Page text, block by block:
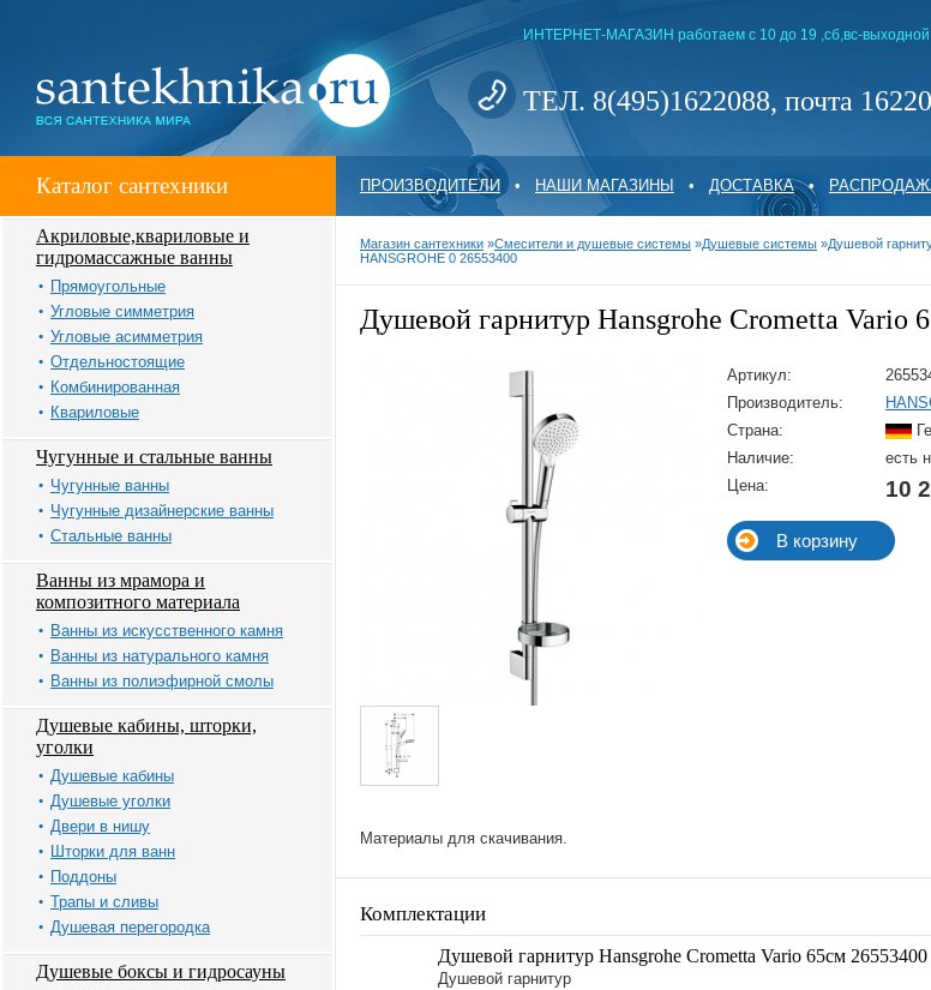
ИНТЕРНЕТ-МАГАЗИН работаем с 10 до 19 ,сб,вс-
ТЕЛ. 8(495)1622088, почта
Каталог сантехники ПРОИЗВОДИТЕЛИ • НАШИ МАГАЗИНЫ • ДОСТАВКА •
Акриловые,квариловые и
гидромассажные ванны
Прямоугольные
Угловые симметрия
Угловые асимметрия
Отдельностоящие
Комбинированная
Квариловые
Чугунные и стальные ванны
Чугунные ванны
Чугунные дизайнерские ванны
Стальные ванны
Ванны из мрамора и
композитного материала
Ванны из искусственного камня
Ванны из натурального камня
Ванны из полиэфирной смолы
Душевые кабины, шторки,
уголки
Душевые кабины
Душевые уголки
Двери в нишу
Шторки для ванн
Поддоны
Трапы и сливы
Душевая перегородка
Душевые боксы и гидросауны
Магазин сантехники »Смесители и душевые системы »Душевые системы »Душевой
HANSGROHE 0 26553400
Душевой гарнитур Hansgrohe Crometta Vario
Артикул:
Производитель:
Страна:
Наличие:
есть
Цена:
10
Материалы для скачивания.
Комплектации
Душевой гарнитур Hansgrohe Crometta Vario 65см 26553400
Душевой гарнитур